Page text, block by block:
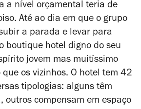
a nível orçamental teria de
Até ao dia em que o grupo
a parada e levar para
boutique hotel digno do seu
jovem mas muitíssimo
os vizinhos. O hotel tem 42
tipologias: alguns têm
outros compensam em espaço